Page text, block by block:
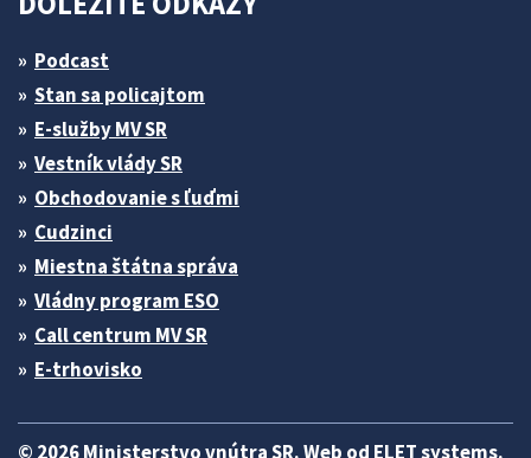
Podcast
Stan sa policajtom
E-služby MV SR
Vestník vlády SR
Obchodovanie s ľuďmi
Cudzinci
Miestna štátna správa
Vládny program ESO
Call centrum MV SR
E-trhovisko
© 2026 Ministerstvo vnútra SR. Web od ELET systems.